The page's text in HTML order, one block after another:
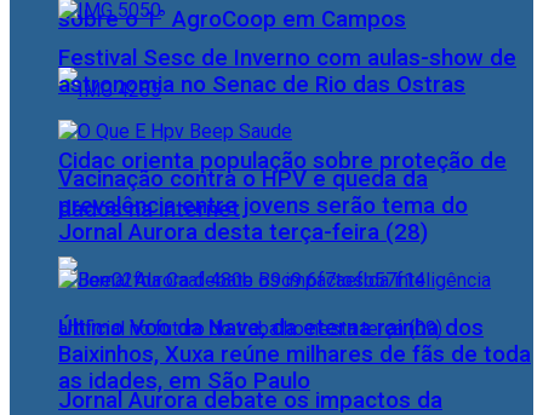
sobre o 1° AgroCoop em Campos
Cidac orienta população sobre proteção de
dados na internet
Jornal Aurora debate os impactos da
Festival Sesc de Inverno com aulas-show de
astronomia no Senac de Rio das Ostras
Vacinação contra o HPV e queda da
prevalência entre jovens serão tema do
Jornal Aurora desta terça-feira (28)
Último Voo da Nave, da eterna rainha dos
Baixinhos, Xuxa reúne milhares de fãs de toda
as idades, em São Paulo